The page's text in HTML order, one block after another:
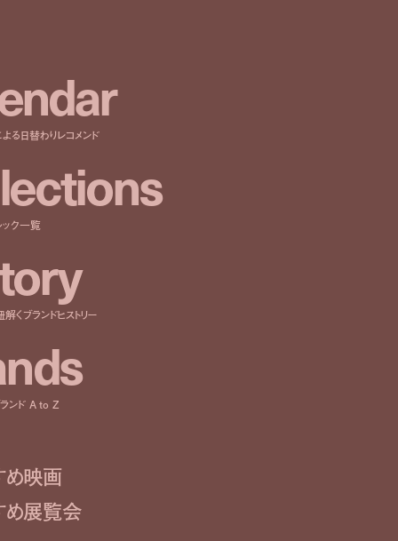
ndar
る日替わりレコメンド
ections
ック一覧
ory
くブランドヒストリー
nds
ランド A to Z
映画
展覧会